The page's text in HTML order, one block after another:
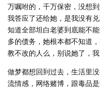
万嘱咐的，千万保密，没想
我答应了还给她，是我没有
知道全部坦白老婆到底能不
多的债务，她根本都不知道
教不改的人么，别说她了，我
做梦都想回到过去，生活里
流情感，网络赌博，跟毒品